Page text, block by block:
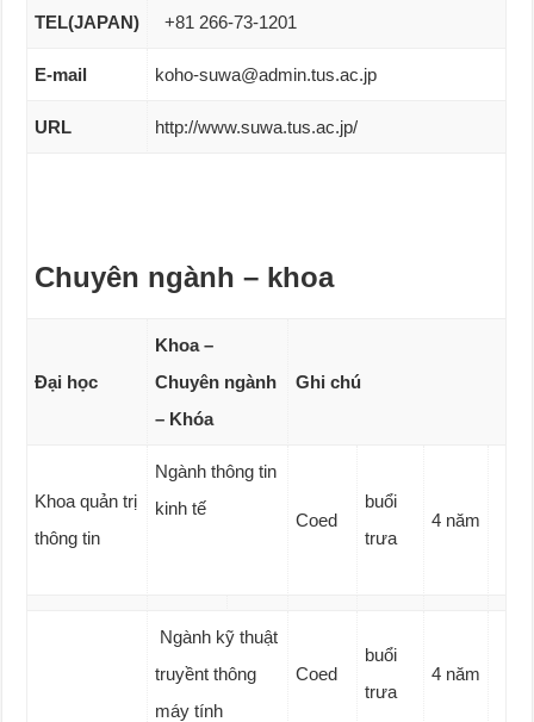
TEL(JAPAN) +81 266-73-1201
E-mail koho-suwa@admin.tus.ac.jp
URL http://www.suwa.tus.ac.jp/
Chuyên ngành – khoa
Đại học
Khoa –
Chuyên ngành
– Khóa
Ghi chú
Khoa quản trị
thông tin
Ngành thông tin
kinh tế
Coed
buổi
trưa
4 năm
Ngành kỹ thuật
truyềnt thông
máy tính
Coed
buổi
trưa
4 năm